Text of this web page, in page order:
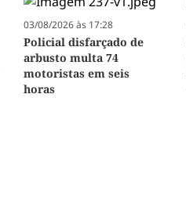
03/08/2026 às 17:28
Policial disfarçado de
arbusto multa 74
motoristas em seis
horas